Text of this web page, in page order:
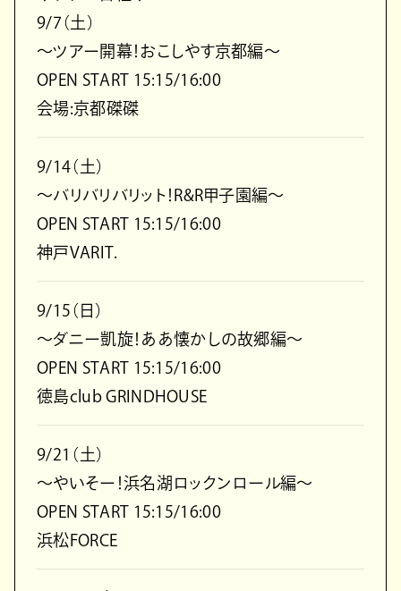
9/7（土）
～ツアー開幕！おこしやす京都編～
OPEN START 15:15/16:00
会場:京都磔磔
9/14（土）
～バリバリバリット！R&R甲子園編～
OPEN START 15:15/16:00
神戸VARIT.
9/15（日）
～ダニー凱旋！ああ懐かしの故郷編～
OPEN START 15:15/16:00
徳島club GRINDHOUSE
9/21（土）
～やいそー！浜名湖ロックンロール編～
OPEN START 15:15/16:00
浜松FORCE